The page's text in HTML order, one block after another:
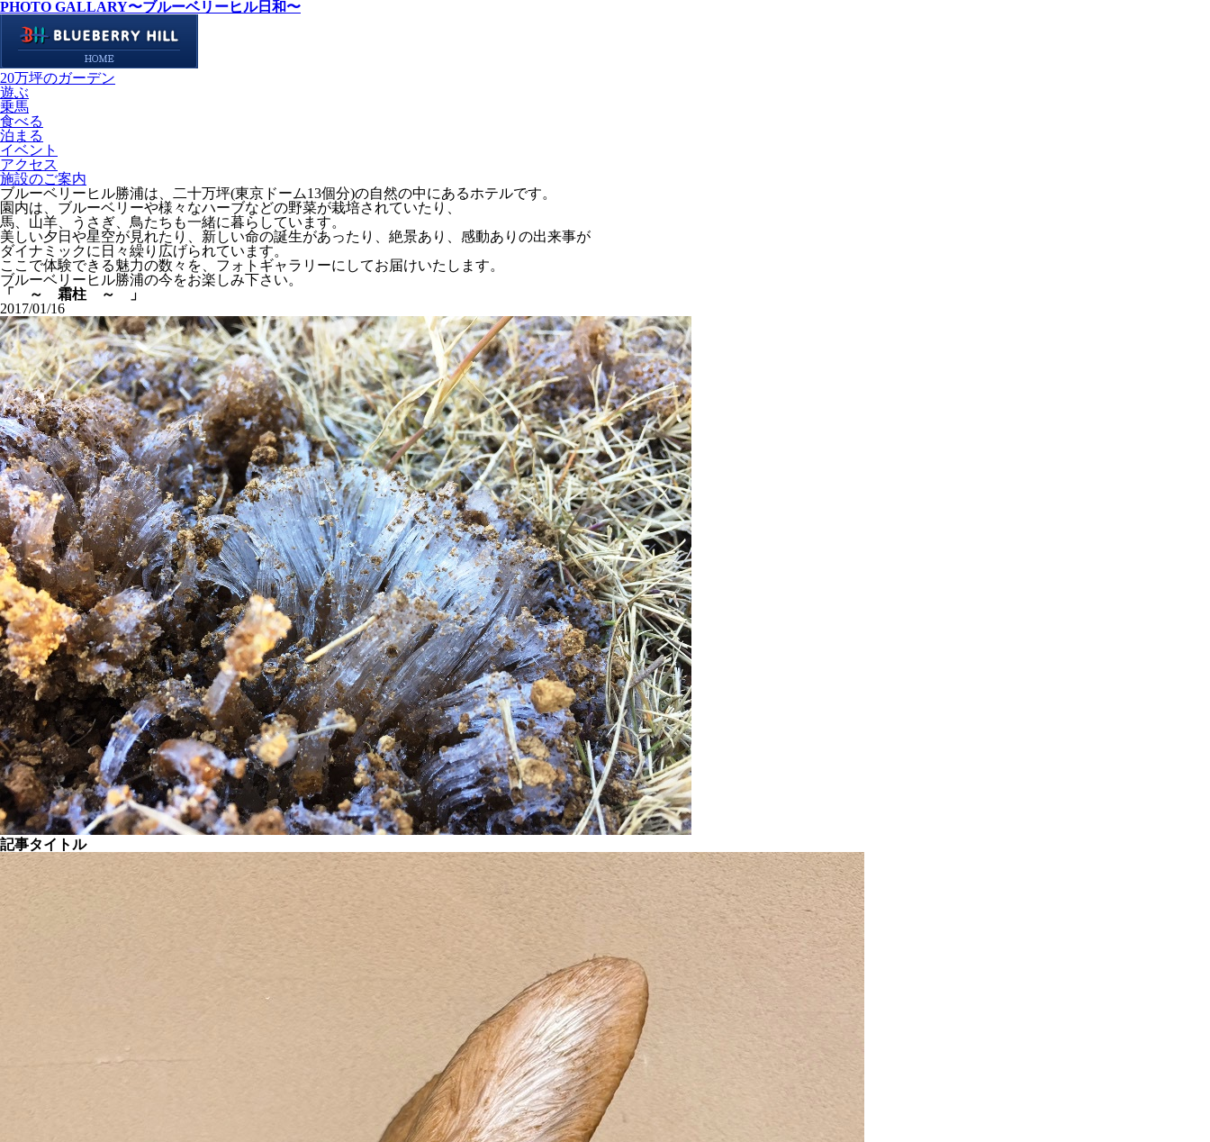
PHOTO GALLARY〜ブルーベリーヒル日和〜
20万坪のガーデン
遊ぶ
乗馬
食べる
泊まる
イベント
アクセス
施設のご案内
ブルーベリーヒル勝浦は、二十万坪(東京ドーム13個分)の自然の中にあるホテルです。
園内は、ブルーベリーや様々なハーブなどの野菜が栽培されていたり、
馬、山羊、うさぎ、鳥たちも一緒に暮らしています。
美しい夕日や星空が見れたり、新しい命の誕生があったり、絶景あり、感動ありの出来事が
ダイナミックに日々繰り広げられています。
ここで体験できる魅力の数々を、フォトギャラリーにしてお届けいたします。
ブルーベリーヒル勝浦の今をお楽しみ下さい。
「 ～ 霜柱 ～ 」
2017/01/16
記事タイトル